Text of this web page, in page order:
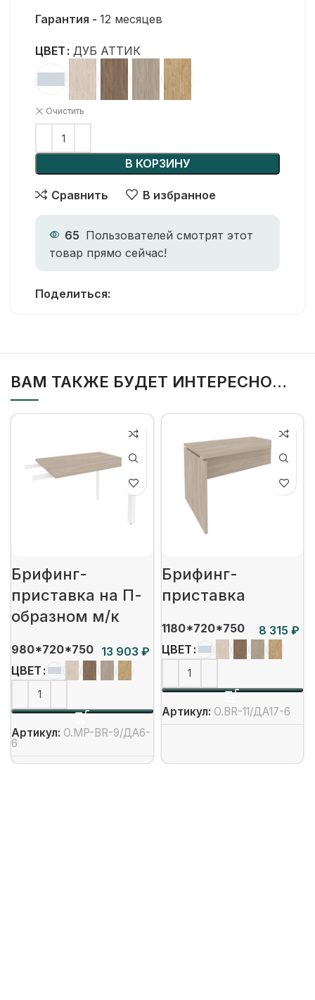
Гарантия - 12 месяцев
ЦВЕТ ДУБ АТТИК
Очистить
В КОРЗИНУ
Сравнить В избранное
65 Пользователей смотрят этот
товар прямо сейчас!
Поделиться:
ВАМ ТАКЖЕ БУДЕТ ИНТЕРЕСНО…
Брифинг-
приставка на П-
образном м/к
980*720*750
₽
ЦВЕТ
Артикул: O.MP-BR-9/ДА6-
6
Брифинг-
приставка
1180*720*750
₽
ЦВЕТ
Артикул: O.BR-11/ДА17-6